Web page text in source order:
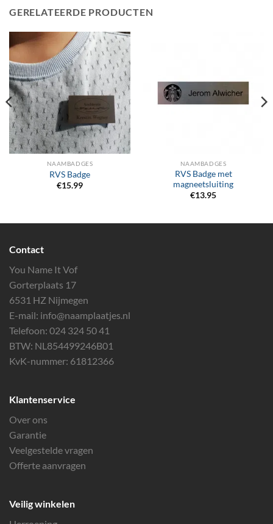
GERELATEERDE PRODUCTEN
NAAMBADGES
RVS Badge
€15.99
NAAMBADGES
RVS Badge met
magneetsluiting
€13.95
Contact
You Name It Vof
Gorterplaats 17
6531 HZ Nijmegen
E-mail: info@naamplaatjes.nl
Telefoon: 024 324 50 41
BTW: NL854499246B01
KvK-nummer: 61812366
Klantenservice
Over ons
Garantie
Veelgestelde vragen
Offerte aanvragen
Veilig winkelen